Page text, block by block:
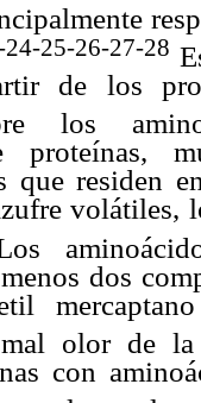
25-26-27-28
de los
los
proteínas,
que residen
volátiles,
dos
olor de la
con